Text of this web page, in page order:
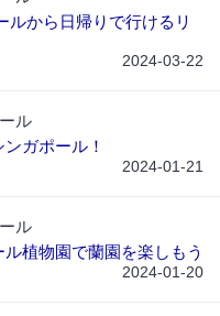
ルから日帰りで行けるリ
2024-03-22
ル
ガポール！
2024-01-21
ル
植物園で蘭園を楽しもう
2024-01-20